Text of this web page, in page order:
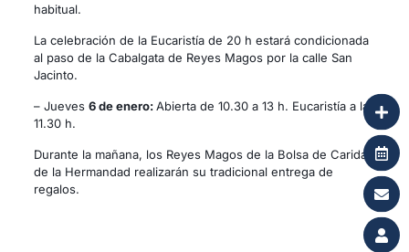
habitual.
La celebración de la Eucaristía de 20 h estará condicionada
al paso de la Cabalgata de Reyes Magos por la calle San
Jacinto.
– Jueves 6 de enero:Abierta de 10.30 a 13 h. Eucaristía a las
11.30 h.
Durante la mañana, los Reyes Magos de la Bolsa de Caridad
de la Hermandad realizarán su tradicional entrega de
regalos.